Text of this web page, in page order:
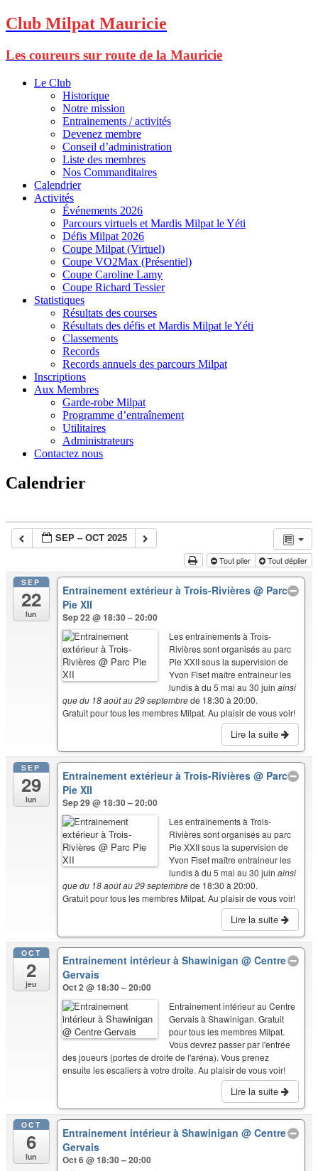
Club Milpat Mauricie
Les coureurs sur route de la Mauricie
Le Club
Historique
Notre mission
Entrainements / activités
Devenez membre
Conseil d’administration
Liste des membres
Nos Commanditaires
Calendrier
Activités
Événements 2026
Parcours virtuels et Mardis Milpat le Yéti
Défis Milpat 2026
Coupe Milpat (Virtuel)
Coupe VO2Max (Présentiel)
Coupe Caroline Lamy
Coupe Richard Tessier
Statistiques
Résultats des courses
Résultats des défis et Mardis Milpat le Yéti
Classements
Records
Records annuels des parcours Milpat
Inscriptions
Aux Membres
Garde-robe Milpat
Programme d’entraînement
Utilitaires
Administrateurs
Contactez nous
Calendrier
SEP – OCT 2025
Tout plier Tout déplier
SEP
22
lun
Entrainement extérieur à Trois-Rivières@ Parc
Pie XII
Sep 22 @ 18:30 – 20:00
Les entraînements à Trois-
Rivières sont organisés au parc
Pie XXII sous la supervision de
Yvon Fiset maître entraineur les
lundis à du 5 mai au 30 juin ainsi
que du 18 août au 29 septembrede 18:30 à 20:00.
Gratuit pour tous les membres Milpat. Au plaisir de vous voir!
Lire la suite
SEP
29
lun
Entrainement extérieur à Trois-Rivières@ Parc
Pie XII
Sep 29 @ 18:30 – 20:00
Les entraînements à Trois-
Rivières sont organisés au parc
Pie XXII sous la supervision de
Yvon Fiset maître entraineur les
lundis à du 5 mai au 30 juin ainsi
que du 18 août au 29 septembrede 18:30 à 20:00.
Gratuit pour tous les membres Milpat. Au plaisir de vous voir!
Lire la suite
OCT
2
jeu
Entrainement intérieur à Shawinigan@ Centre
Gervais
Oct 2 @ 18:30 – 20:00
Entrainement intérieur au Centre
Gervais à Shawinigan. Gratuit
pour tous les membres Milpat.
Vous devrez passer par l'entrée
des joueurs (portes de droite de l'aréna). Vous prenez
ensuite les escaliers à votre droite. Au plaisir de vous voir!
Lire la suite
OCT
6
lun
Entrainement intérieur à Shawinigan@ Centre
Gervais
Oct 6 @ 18:30 – 20:00